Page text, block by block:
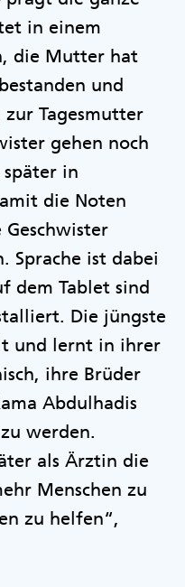
in einem
die Mutter hat
und
Tagesmutter
gehen noch
in
die Noten
Sprache ist dabei
dem Tablet sind
Die jüngste
und lernt in ihrer
ihre Brüder
Abdulhadis
werden.
als Ärztin die
Menschen zu
zu helfen“,